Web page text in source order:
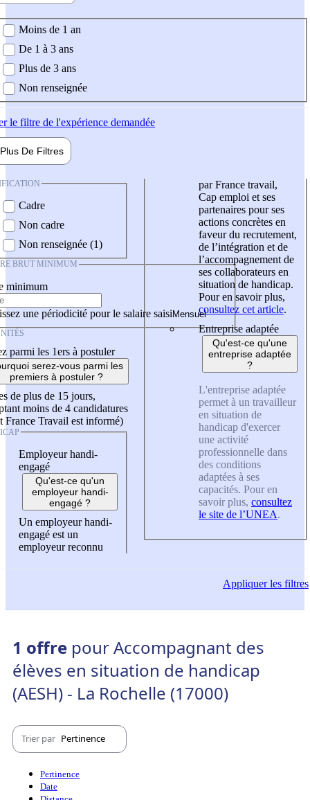
demandée
Moins de 1 an
De 1 à 3 ans
Plus de 3 ans
Non renseignée
le filtre de l'expérience demandée
Plus De Filtres
Cadre
Non cadre
Non renseignée (1)
BRUT MINIMUM
minimum
une périodicité pour le salaire saisi
parmi les 1ers à postuler
serez-vous parmi les
premiers à postuler ?
de plus de 15 jours,
moins de 4 candidatures
France Travail est informé)
Employeur handi-
engagé
Qu'est-ce qu'un
employeur handi-
engagé ?
Un employeur handi-
engagé est un
employeur reconnu
par France travail,
Cap emploi et ses
partenaires pour ses
actions concrètes en
faveur du recrutement,
de l’intégration et de
l’accompagnement de
ses collaborateurs en
situation de handicap.
Pour en savoir plus,
consultez cet article.
Entreprise adaptée
Qu'est-ce qu'une
entreprise adaptée
?
L'entreprise adaptée
permet à un travailleur
en situation de
handicap d'exercer
une activité
professionnelle dans
des conditions
adaptées à ses
capacités. Pour en
savoir plus, consultez
le site de l’UNEA.
Appliquerles filtres
1 offre pour Accompagnant des
élèves en situation de handicap
(AESH) - La Rochelle (17000)
Trier par Pertinence
Pertinence
Date